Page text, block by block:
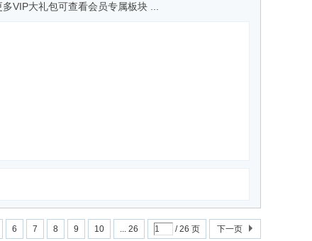
VIP大礼包可查看会员专属板块 ...
6 7 8 9 10 ... 26 / 26 页 下一页